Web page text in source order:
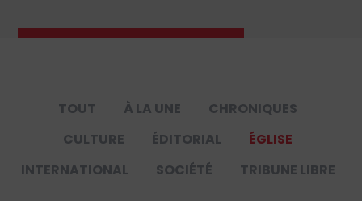
TOUT À LA UNE
CHRONIQUES
CULTURE
ÉDITORIAL
ÉGLISE
INTERNATIONAL
SOCIÉTÉ TRIBUNE LIBRE